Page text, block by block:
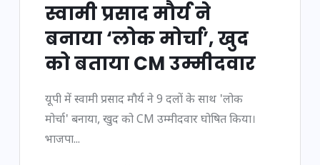
स्वामी प्रसाद मौर्य ने
बनाया ‘लोक मोर्चा’, खुद
को बताया CM उम्मीदवार
यूपी में स्वामी प्रसाद मौर्य ने 9 दलों के साथ 'लोक
मोर्चा' बनाया, खुद को CM उम्मीदवार घोषित किया।
भाजपा...